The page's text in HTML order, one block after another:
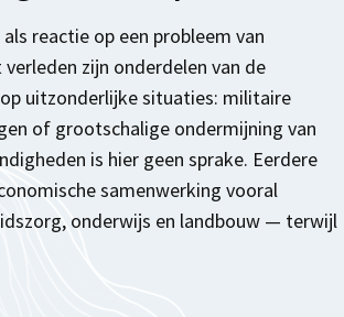
reactie op een probleem van
zijn onderdelen van de
uitzonderlijke situaties: militaire
of grootschalige ondermijning van
is hier geen sprake. Eerdere
samenwerking vooral
onderwijs en landbouw — terwijl